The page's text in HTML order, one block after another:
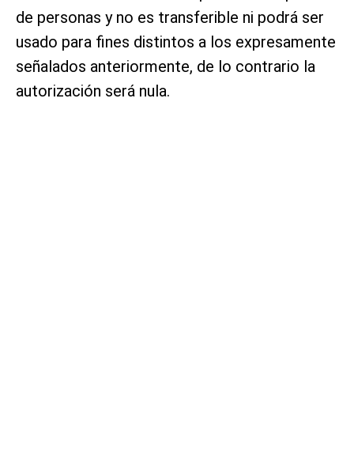
de personas y no es transferible ni podrá ser
usado para fines distintos a los expresamente
señalados anteriormente, de lo contrario la
autorización será nula.